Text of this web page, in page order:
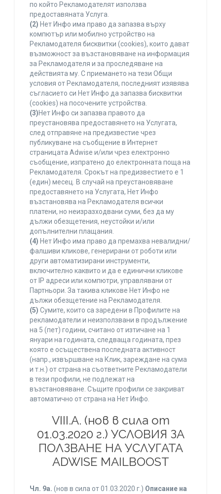
по който Рекламодателят използва
предоставяната Услуга.
(2) Нет Инфо има право да запазва върху
компютър или мобилно устройство на
Рекламодателя бисквитки (cookies), които дават
възможност за възстановяване на информация
за Рекламодателя и за проследяване на
действията му. С приемането на тези Общи
условия от Рекламодателя, последният изявява
съгласието си Нет Инфо да запазва бисквитки
(cookies) на посочените устройства.
(3)Нет Инфо си запазва правото да
преустановява предоставянето на Услугата,
след отправяне на предизвестие чрез
публикуване на съобщение в Интернет
страницата Adwise и/или чрез електронно
съобщение, изпратено до електронната поща на
Рекламодателя. Срокът на предизвестието е 1
(един) месец. В случай на преустановяване
предоставянето на Услугата, Нет Инфо
възстановява на Рекламодателя всички
платени, но неизразходвани суми, без да му
дължи обезщетения, неустойки и/или
допълнителни плащания.
(4) Нет Инфо има право да премахва невалидни/
фалшиви кликове, генерирани от роботи или
други автоматизирани инструменти,
включително каквито и да е единични кликове
от IP адреси или компютри, управлявани от
Партньори. За такива кликове Нет Инфо не
дължи обезщетение на Рекламодателя.
(5) Сумите, които са заредени в Профилите на
рекламодатели и неизползвани в продължение
на 5 (пет) години, считано от изтичане на 1
януари на годината, следваща годината, през
която е осъществена последната активност
(напр., извършване на Клик, зареждане на сума
и т.н.) от страна на съответните Рекламодатели
в тези профили, не подлежат на
възстановяване. Същите профили се закриват
автоматично от страна на Нет Инфо.
VIII.A. (нов в сила от
01.03.2020 г.) УСЛОВИЯ ЗА
ПОЛЗВАНЕ НА УСЛУГАТА
ADWISE MAILBOOST
Чл. 9а. (нов в сила от 01.03.2020 г.) Описание на